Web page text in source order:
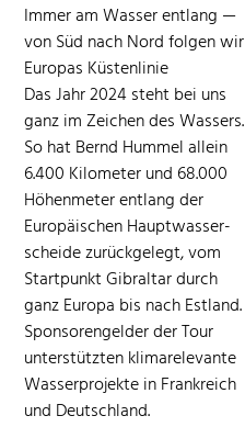
Immer am Wass­er ent­lang —
von Süd nach Nord fol­gen wir
Europas Küsten­lin­ie
Das Jahr 2024 ste­ht bei uns
ganz im Zeichen des Wassers.
So hat Bernd Hum­mel allein
6.400 Kilo­me­ter und 68.000
Höhen­meter ent­lang der
Europäis­chen Haupt­wasser­
schei­de zurück­gelegt, vom
Start­punkt Gibral­tar durch
ganz Europa bis nach Est­land.
Spon­soren­gelder der Tour
unter­stützten kli­marel­e­vante
Wasser­pro­jek­te in Frankre­ich
und Deutsch­land.